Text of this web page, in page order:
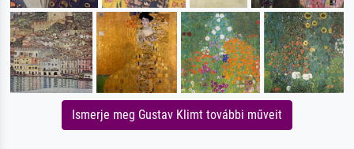
Ismerje meg Gustav Klimt további műveit